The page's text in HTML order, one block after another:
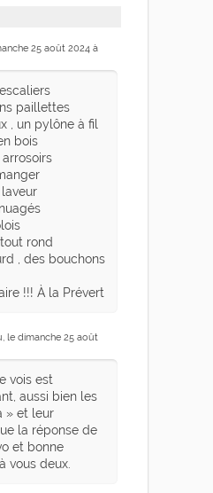
25 août 2024 à
paillettes
, un pylône à fil
bois
rond
, des bouchons
!!! À la Prévert
le dimanche 25 août
vois est
aussi bien les
» et leur
la réponse de
et bonne
vous deux.